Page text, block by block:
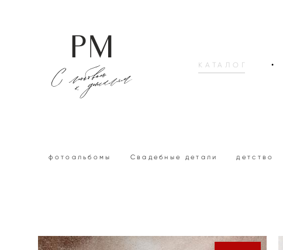
КАТАЛОГ •
фотоальбомы Свадебные детали детство